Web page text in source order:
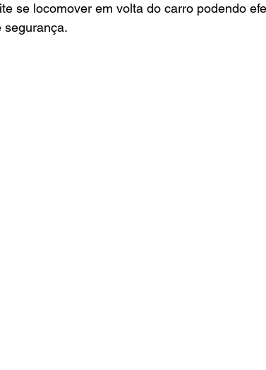
se locomover em volta do carro podendo
segurança.